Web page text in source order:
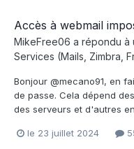
Accès à webmail
MikeFree06 a répondu à
Services (Mails, Zimbra,
Bonjour @mecano91, en
de passe. Cela dépend
des serveurs et d'autres
le 23 juillet 2024